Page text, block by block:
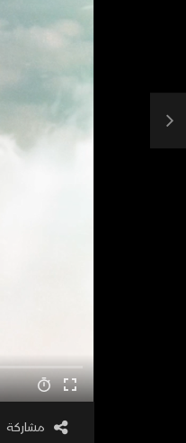
مشاركة